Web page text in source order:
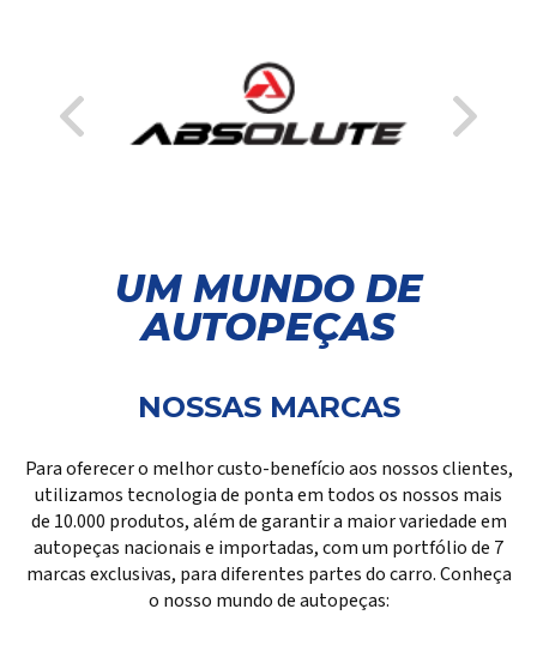
UM MUNDO DE
AUTOPEÇAS
NOSSAS MARCAS
Para oferecer o melhor custo-benefício aos nossos clientes,
utilizamos tecnologia de ponta em todos os nossos mais
de 10.000 produtos, além de garantir a maior variedade em
autopeças nacionais e importadas, com um portfólio de 7
marcas exclusivas, para diferentes partes do carro. Conheça
o nosso mundo de autopeças: